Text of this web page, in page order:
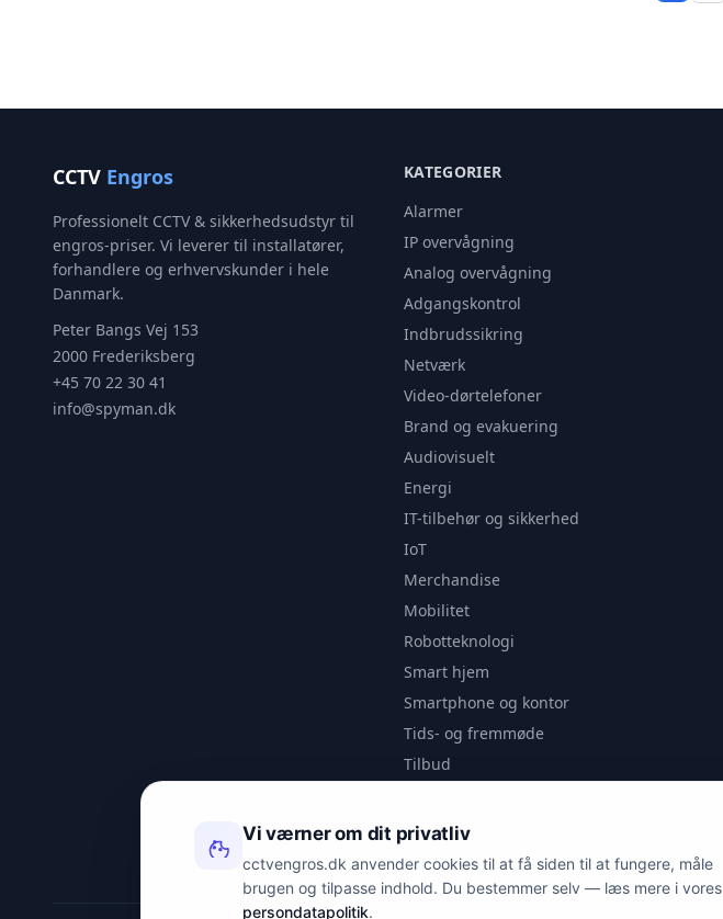
CCTV Engros
Professionelt CCTV & sikkerhedsudstyr til
engros-priser. Vi leverer til installatører,
forhandlere og erhvervskunder i hele
Danmark.
Peter Bangs Vej 153
2000 Frederiksberg
+45 70 22 30 41
info@spyman.dk
KATEGORIER
Alarmer
IP overvågning
Analog overvågning
Adgangskontrol
Indbrudssikring
Netværk
Video-dørtelefoner
Brand og evakuering
Audiovisuelt
Energi
IT-tilbehør og sikkerhed
IoT
Merchandise
Mobilitet
Robotteknologi
Smart hjem
Smartphone og kontor
Tids- og fremmøde
Tilbud
Videoanalyse
Outlet
Vi værner om dit privatliv
cctvengros.dk anvender cookies til at få siden til at fungere, måle
brugen og tilpasse indhold. Du bestemmer selv — læs mere i vores
persondatapolitik.